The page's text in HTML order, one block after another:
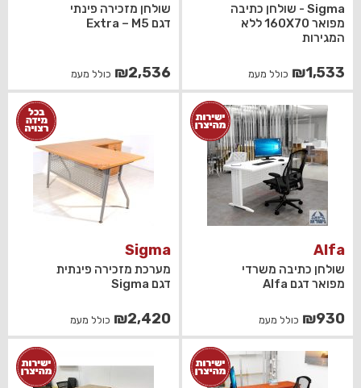
Sigma - שולחן כתיבה
מפואר 160X70 ללא
המגירות
₪1,533 כולל מעמ
שולחן מזכירה פינתי
דגם Extra – M5
₪2,536 כולל מעמ
Alfa
שולחן כתיבה משרדי
מפואר דגם Alfa
₪930 כולל מעמ
Sigma
מערכת מזכירה פינתית
דגם Sigma
₪2,420 כולל מעמ